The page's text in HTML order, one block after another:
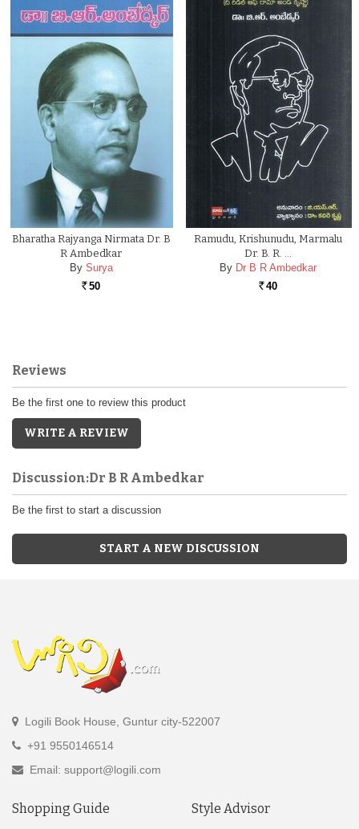
Bharatha Rajyanga Nirmata Dr. B
R Ambedkar
By Surya
Rs. 50
Ramudu, Krishunudu, Marmalu
Dr. B. R. …
By Dr B R Ambedkar
Rs. 40
Reviews
Be the first one to review this product
WRITE A REVIEW
Discussion:Dr B R Ambedkar
Be the first to start a discussion
START A NEW DISCUSSION
Logili Book House, Guntur city-522007
+91 9550146514
Email: support@logili.com
Shopping Guide Style Advisor